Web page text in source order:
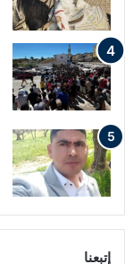
إتبعنا